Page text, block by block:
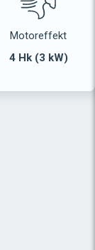
Motoreffekt
4 Hk (3 kW)